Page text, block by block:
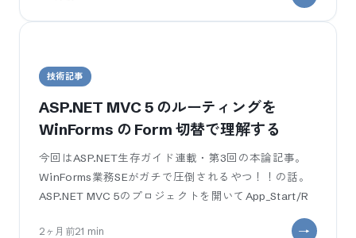
技術記事
ASP.NET MVC 5 のルーティングを
WinForms の Form 切替で理解する
今回はASP.NET生存ガイド連載・第3回の本論記事。
WinForms業務SEがガチで圧倒されるやつ！！の話。
ASP.NET MVC 5のプロジェクトを開いてApp_Start/R
2ヶ月前21 min